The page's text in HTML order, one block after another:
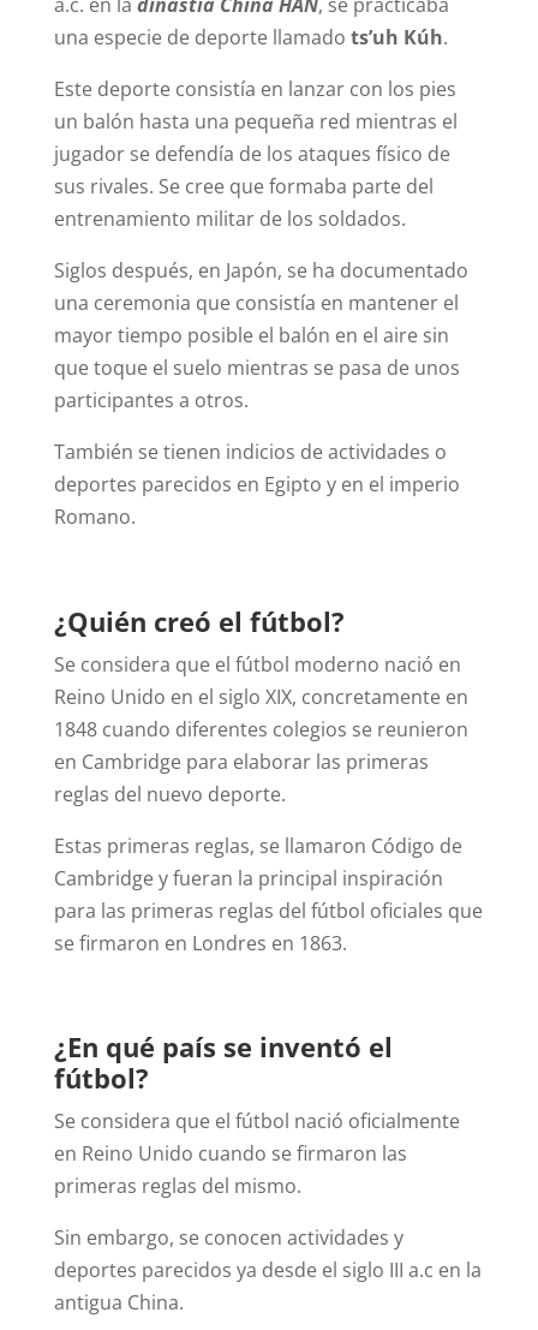
una especie de deporte llamado ts’uh Kúh.
Este deporte consistía en lanzar con los pies
un balón hasta una pequeña red mientras el
jugador se defendía de los ataques físico de
sus rivales. Se cree que formaba parte del
entrenamiento militar de los soldados.
Siglos después, en Japón, se ha documentado
una ceremonia que consistía en mantener el
mayor tiempo posible el balón en el aire sin
que toque el suelo mientras se pasa de unos
participantes a otros.
También se tienen indicios de actividades o
deportes parecidos en Egipto y en el imperio
Romano.
¿Quién creó el fútbol?
Se considera que el fútbol moderno nació en
Reino Unido en el siglo XIX, concretamente en
1848 cuando diferentes colegios se reunieron
en Cambridge para elaborar las primeras
reglas del nuevo deporte.
Estas primeras reglas, se llamaron Código de
Cambridge y fueran la principal inspiración
para las primeras reglas del fútbol oficiales que
se firmaron en Londres en 1863.
¿En qué país se inventó el
fútbol?
Se considera que el fútbol nació oficialmente
en Reino Unido cuando se firmaron las
primeras reglas del mismo.
Sin embargo, se conocen actividades y
deportes parecidos ya desde el siglo III a.c en la
antigua China.